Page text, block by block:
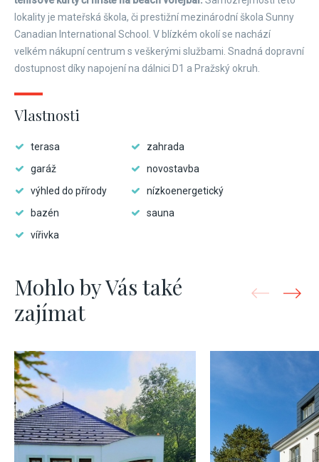
lokality je mateřská škola, či prestižní mezinárodní škola Sunny
Canadian International School. V blízkém okolí se nachází
velkém nákupní centrum s veškerými službami. Snadná dopravní
dostupnost díky napojení na dálnici D1 a Pražský okruh.
Vlastnosti
terasa
zahrada
garáž
novostavba
výhled do přírody
nízkoenergetický
bazén
sauna
vířivka
Mohlo by Vás také
zajímat